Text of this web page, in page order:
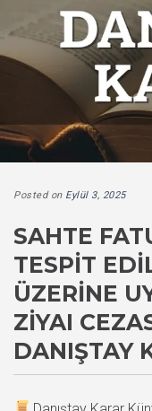
Posted on Eylül 3, 2025
SAHTE
TESPIT
ÜZERINE
ZIYAI
DANIŞTAY